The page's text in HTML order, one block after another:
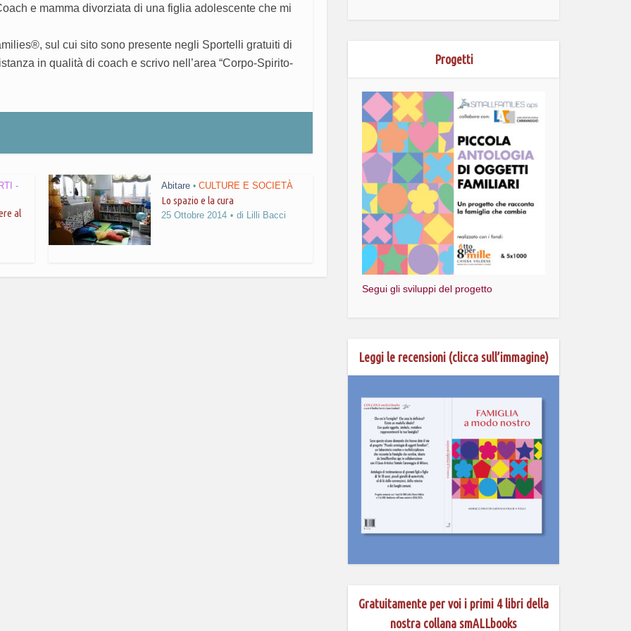
e mamma divorziata di una figlia adolescente che mi
sul cui sito sono presente negli Sportelli gratuiti di
in qualità di coach e scrivo nell’area “Corpo-Spirito-
-
al
Abitare • CULTURE E SOCIETÀ
Lo spazio e la cura
25 Ottobre 2014 di Lilli Bacci
Progetti
Segui gli sviluppi del progetto
Leggi le recensioni (clicca sull’immagine)
Gratuitamente per voi i primi 4 libri della
nostra collana smALLbooks